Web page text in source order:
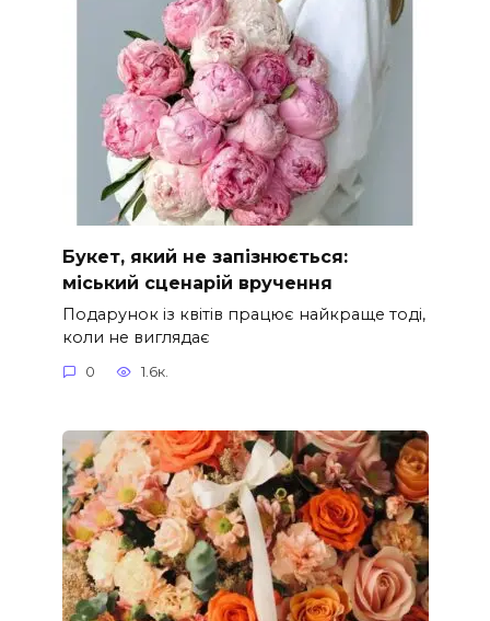
Букет, який не запізнюється:
міський сценарій вручення
Подарунок із квітів працює найкраще тоді,
коли не виглядає
0 1.6к.